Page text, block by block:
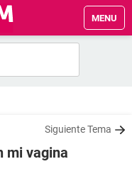
MENU
Siguiente Tema
mi vagina